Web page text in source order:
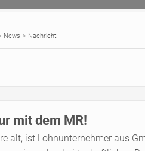
News Nachricht
mit dem MR!
alt, ist Lohnunternehmer aus